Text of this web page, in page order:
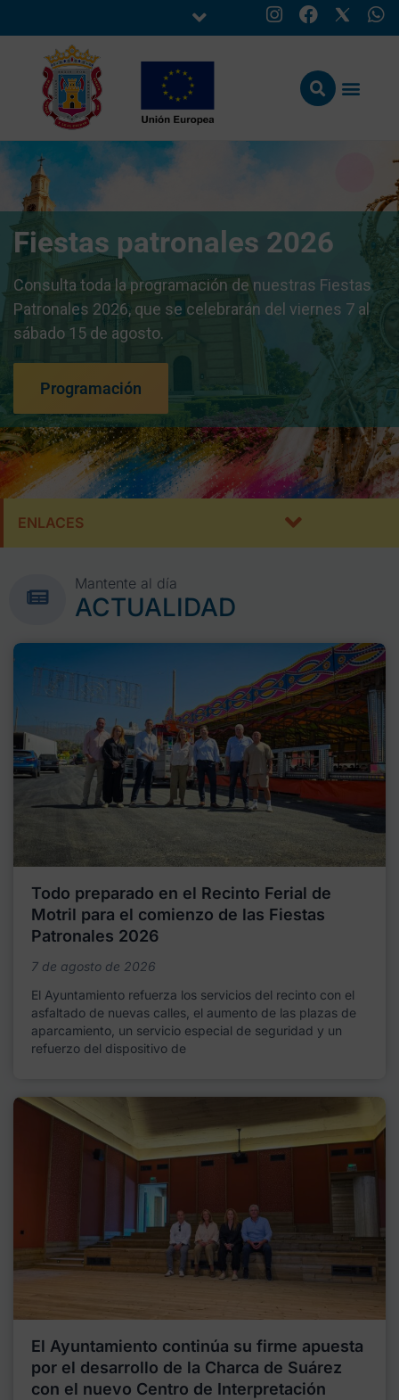
Fiestas patronales 2026
Consulta toda la programación de nuestras Fiestas
Patronales 2026, que se celebrarán del viernes 7 al
sábado 15 de agosto.
Programación
ENLACES
Mantente al día
ACTUALIDAD
Todo preparado en el Recinto Ferial de
Motril para el comienzo de las Fiestas
Patronales 2026
7 de agosto de 2026
El Ayuntamiento refuerza los servicios del recinto con el
asfaltado de nuevas calles, el aumento de las plazas de
aparcamiento, un servicio especial de seguridad y un
refuerzo del dispositivo de
El Ayuntamiento continúa su firme apuesta
por el desarrollo de la Charca de Suárez
con el nuevo Centro de Interpretación